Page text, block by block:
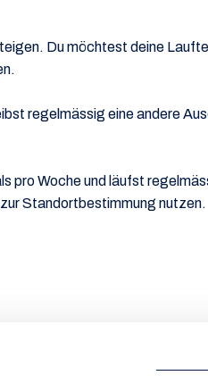
Du möchtest deine
regelmässig eine andere
pro Woche und läufst
Standortbestimmung nutzen.
So. 14. - So. 21. März 2027